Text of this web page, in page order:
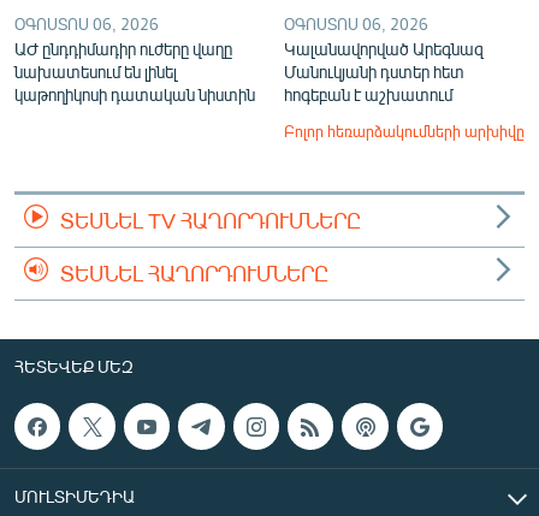
ՕԳՈՍՏՈՍ 06, 2026
ԱԺ ընդդիմադիր ուժերը վաղը
նախատեսում են լինել
կաթողիկոսի դատական նիստին
ՕԳՈՍՏՈՍ 06, 2026
Կալանավորված Արեգնազ
Մանուկյանի դստեր հետ
հոգեբան է աշխատում
Բոլոր հեռարձակումների արխիվը
ՏԵՍՆԵԼ TV ՀԱՂՈՐԴՈՒՄՆԵՐԸ
ՏԵՍՆԵԼ ՀԱՂՈՐԴՈՒՄՆԵՐԸ
ՀԵՏԵՎԵՔ ՄԵԶ
ՄՈՒԼՏԻՄԵԴԻԱ